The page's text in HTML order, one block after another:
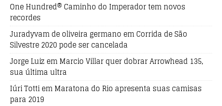
One Hundred® Caminho do Imperador tem novos
recordes
Juradyvam de oliveira germano emCorrida de São
Silvestre 2020 pode ser cancelada
Jorge Luiz em Marcio Villar quer dobrar Arrowhead 135,
sua última ultra
Iúri Totti em Maratona do Rio apresenta suas camisas
para 2019